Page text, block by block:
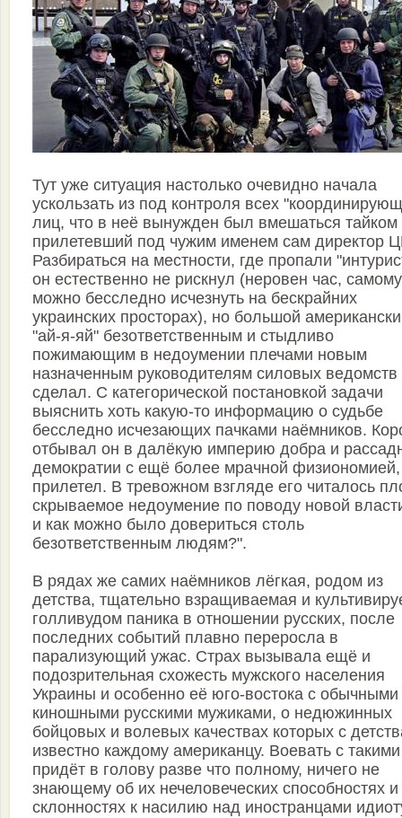
Тут уже ситуация настолько очевидно начала
ускользать из под контроля всех
лиц, что в неё вынужден был вмешаться тайком
прилетевший под чужим именем сам директор
Разбираться на местности, где пропали
он естественно не рискнул (неровен час, самому
можно бесследно исчезнуть на бескрайних
украинских просторах), но большой
"ай-я-яй" безответственным и стыдливо
пожимающим в недоумении плечами новым
назначенным руководителям силовых ведомств
сделал. С категорической постановкой задачи
выяснить хоть какую-то информацию о судьбе
бесследно исчезающих пачками наёмников.
отбывал он в далёкую империю добра и
демократии с ещё более мрачной
прилетел. В тревожном взгляде его читалось
скрываемое недоумение по поводу новой
и как можно было довериться столь
безответственным людям?".
В рядах же самих наёмников лёгкая, родом из
детства, тщательно взращиваемая и
голливудом паника в отношении русских, после
последних событий плавно переросла в
парализующий ужас. Страх вызывала ещё и
подозрительная схожесть мужского населения
Украины и особенно её юго-востока с обычными
киношными русскими мужиками, о недюжинных
бойцовых и волевых качествах которых с
известно каждому американцу. Воевать с такими
придёт в голову разве что полному, ничего не
знающему об их нечеловеческих способностях и
склонностях к насилию над иностранцами